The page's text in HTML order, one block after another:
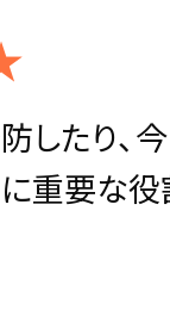
したり、
重要な